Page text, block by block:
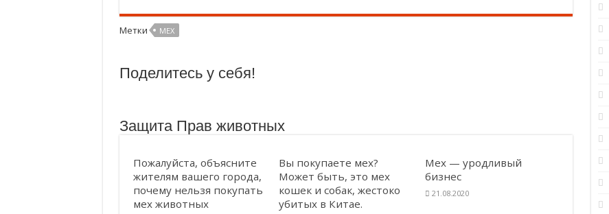
Молоко — без слёз коров и телят! ❤
Продажа кошек, собак и кроликов запрещена!
носите
Метки МЕХ
Поделитесь у себя!
Защита Прав животных
Пожалуйста, объясните
жителям вашего города,
почему нельзя покупать
мех животных
Вы покупаете мех?
Может быть, это мех
кошек и собак, жестоко
убитых в Китае.
Мех — уродливый
бизнес
21.08.2020